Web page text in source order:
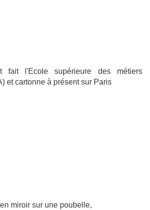
fait l'Ecole supérieure des métiers
et cartonne à présent sur Paris
miroir sur une poubelle,